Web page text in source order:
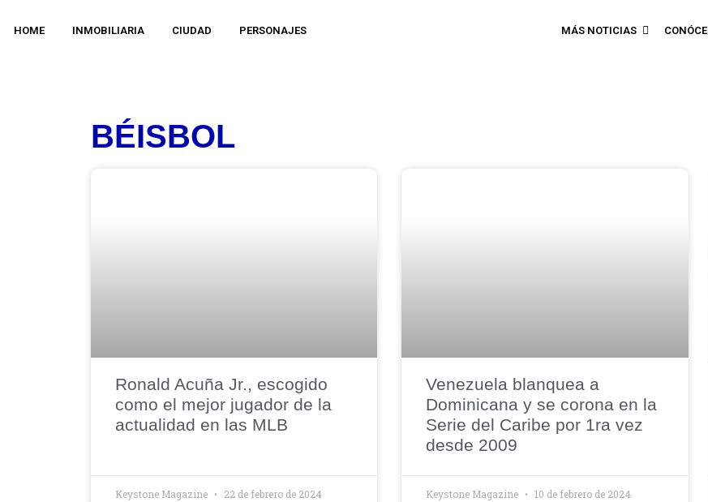
HOME INMOBILIARIA CIUDAD PERSONAJES MÁS NOTICIAS
BÉISBOL
Ronald Acuña Jr., escogido
como el mejor jugador de la
actualidad en las MLB
Keystone Magazine 22 de febrero de 2024
Venezuela blanquea a
Dominicana y se corona en la
Serie del Caribe por 1ra vez
desde 2009
Keystone Magazine 10 de febrero de 2024